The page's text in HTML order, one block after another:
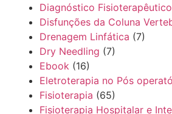
Diagnóstico Fisioterapêutico
Disfunções da Coluna
Drenagem Linfática (7)
Dry Needling (7)
Ebook (16)
Eletroterapia no Pós
Fisioterapia (65)
Fisioterapia Hospitalar e